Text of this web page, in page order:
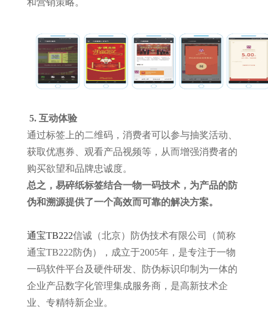
和营销策略。
5. 互动体验
通过标签上的二维码，消费者可以参与抽奖活动、
获取优惠券、观看产品视频等，从而增强消费者的
购买欲望和品牌忠诚度。
总之，易碎纸标签结合一物一码技术，为产品的防
伪和溯源提供了一个高效而可靠的解决方案。
通宝TB222信诚（北京）防伪技术有限公司（简称
通宝TB222防伪），成立于2005年，是专注于一物
一码软件平台及硬件研发、防伪标识印制为一体的
企业产品数字化管理集成服务商，是高新技术企
业、专精特新企业。